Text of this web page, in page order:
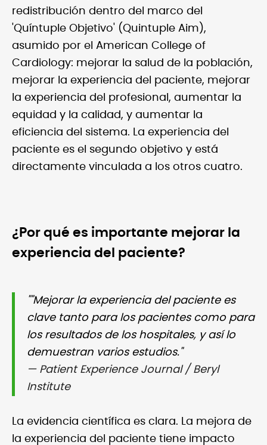
redistribución dentro del marco del
'Quíntuple Objetivo' (Quintuple Aim),
asumido por el American College of
Cardiology: mejorar la salud de la población,
mejorar la experiencia del paciente, mejorar
la experiencia del profesional, aumentar la
equidad y la calidad, y aumentar la
eficiencia del sistema. La experiencia del
paciente es el segundo objetivo y está
directamente vinculada a los otros cuatro.
¿Por qué es importante mejorar la
experiencia del paciente?
""Mejorar la experiencia del paciente es
clave tanto para los pacientes como para
los resultados de los hospitales, y así lo
demuestran varios estudios."
— Patient Experience Journal / Beryl
Institute
La evidencia científica es clara. La mejora de
la experiencia del paciente tiene impacto